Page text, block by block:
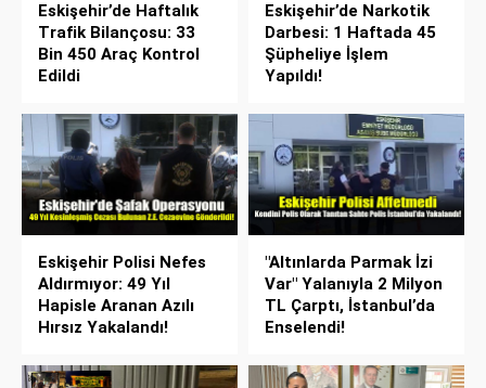
Eskişehir’de Haftalık
Trafik Bilançosu: 33
Bin 450 Araç Kontrol
Edildi
Eskişehir’de Narkotik
Darbesi: 1 Haftada 45
Şüpheliye İşlem
Yapıldı!
Eskişehir Polisi Nefes
Aldırmıyor: 49 Yıl
Hapisle Aranan Azılı
Hırsız Yakalandı!
"Altınlarda Parmak İzi
Var" Yalanıyla 2 Milyon
TL Çarptı, İstanbul’da
Enselendi!